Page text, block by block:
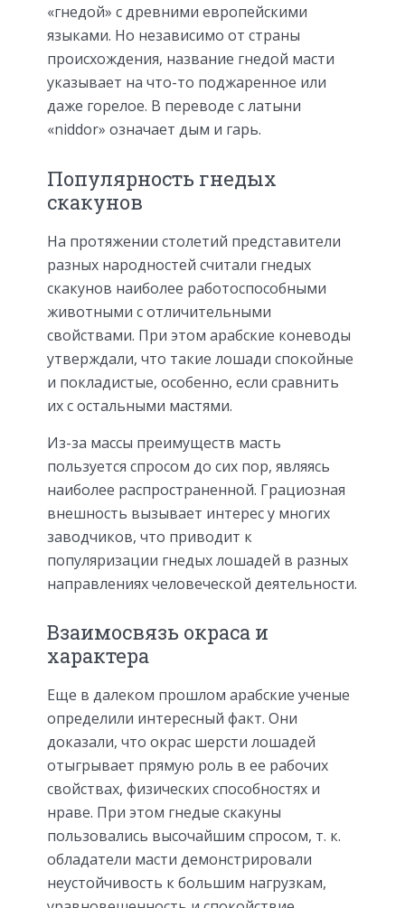
«гнедой» с древними европейскими
языками. Но независимо от страны
происхождения, название гнедой масти
указывает на что-то поджаренное или
даже горелое. В переводе с латыни
«niddor» означает дым и гарь.
Популярность гнедых
скакунов
На протяжении столетий представители
разных народностей считали гнедых
скакунов наиболее работоспособными
животными с отличительными
свойствами. При этом арабские коневоды
утверждали, что такие лошади спокойные
и покладистые, особенно, если сравнить
их с остальными мастями.
Из-за массы преимуществ масть
пользуется спросом до сих пор, являясь
наиболее распространенной. Грациозная
внешность вызывает интерес у многих
заводчиков, что приводит к
популяризации гнедых лошадей в разных
направлениях человеческой деятельности.
Взаимосвязь окраса и
характера
Еще в далеком прошлом арабские ученые
определили интересный факт. Они
доказали, что окрас шерсти лошадей
отыгрывает прямую роль в ее рабочих
свойствах, физических способностях и
нраве. При этом гнедые скакуны
пользовались высочайшим спросом, т. к.
обладатели масти демонстрировали
неустойчивость к большим нагрузкам,